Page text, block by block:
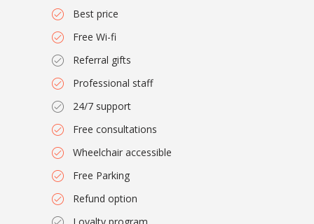
Best price
Free Wi-fi
Referral gifts
Professional staff
24/7 support
Free consultations
Wheelchair accessible
Free Parking
Refund option